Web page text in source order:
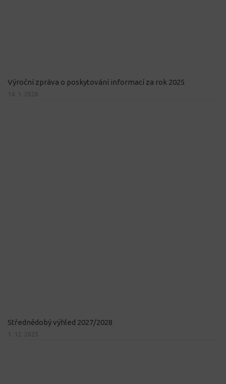
Výroční zpráva o poskytování informací za rok 2025
14. 1. 2026
Střednědobý výhled 2027/2028
1. 12. 2025